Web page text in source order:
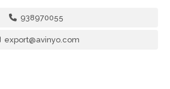
938970055
export@avinyo.com